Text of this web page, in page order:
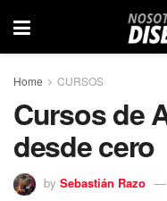
Home CURSOS
Cursos de
desde cero
by Sebastián Razo